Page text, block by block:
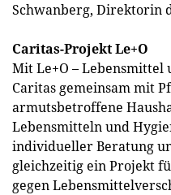
Schwanberg, Direktorin
Caritas-Projekt Le+O
Mit Le+O –
Caritas gemeinsam mit
armutsbetroffene
Lebensmitteln und
individueller Beratung
gleichzeitig ein Projekt
gegen